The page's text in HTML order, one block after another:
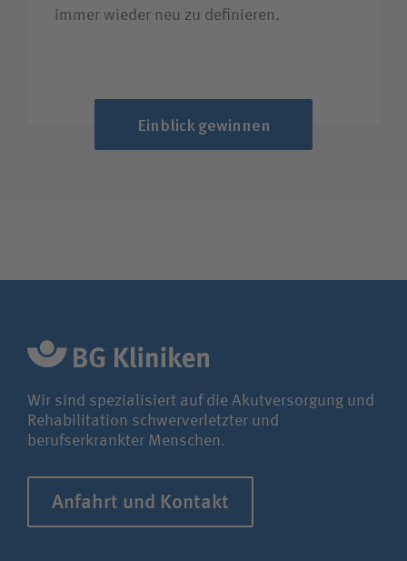
immer wieder neu zu definieren.
Einblick gewinnen
Wir sind spezialisiert auf die Akutversorgung und
Rehabilitation schwerverletzter und
berufserkrankter Menschen.
Anfahrt und Kontakt